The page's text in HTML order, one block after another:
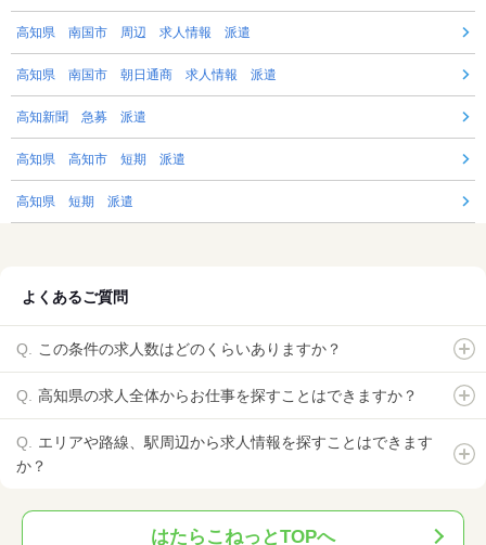
高知県 南国市 周辺 求人情報 派遣
高知県 南国市 朝日通商 求人情報 派遣
高知新聞 急募 派遣
高知県 高知市 短期 派遣
高知県 短期 派遣
よくあるご質問
この条件の求人数はどのくらいありますか？
高知県の求人全体からお仕事を探すことはできますか？
エリアや路線、駅周辺から求人情報を探すことはできます
か？
はたらこねっとTOPへ